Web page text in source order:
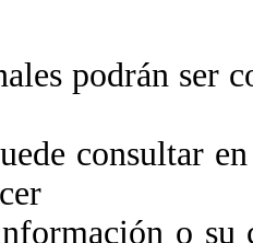
podrán ser
consultar
o su